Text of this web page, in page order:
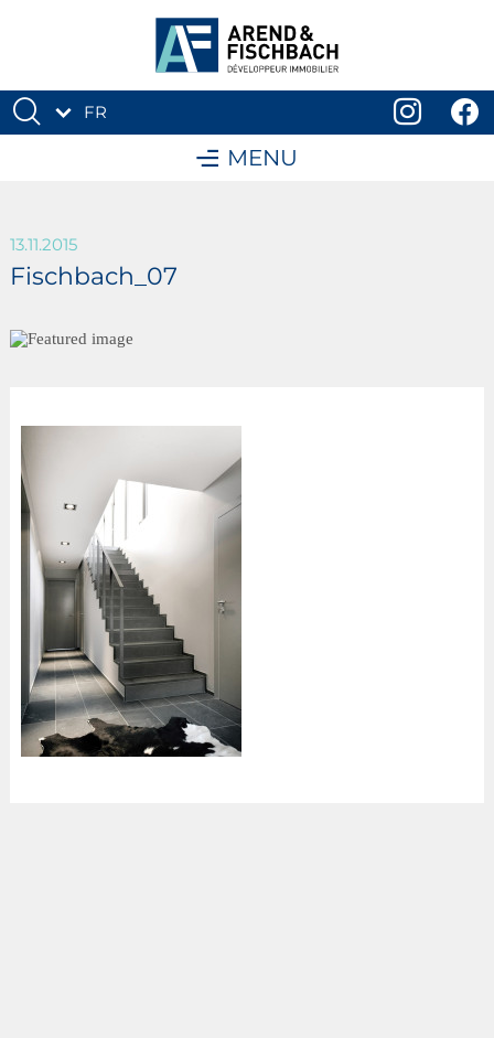
FR
MENU
13.11.2015
Fischbach_07